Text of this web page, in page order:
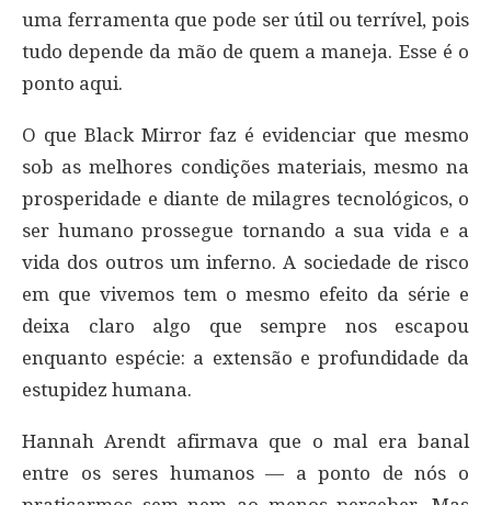
uma ferramenta que pode ser útil ou terrível, pois
tudo depende da mão de quem a maneja. Esse é o
ponto aqui.
O que Black Mirror faz é evidenciar que mesmo
sob as melhores condições materiais, mesmo na
prosperidade e diante de milagres tecnológicos, o
ser humano prossegue tornando a sua vida e a
vida dos outros um inferno. A sociedade de risco
em que vivemos tem o mesmo efeito da série e
deixa claro algo que sempre nos escapou
enquanto espécie: a extensão e profundidade da
estupidez humana.
Hannah Arendt afirmava que o mal era banal
entre os seres humanos — a ponto de nós o